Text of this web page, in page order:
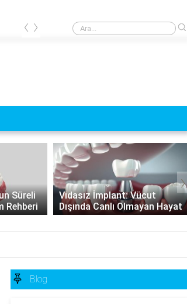
Lehine ne anlama gelir?
‹ ›
Süreli
Rehberi
Vidasız İmplant: Vücut
Dışında Canlı Olmayan Hayat
›
Blog